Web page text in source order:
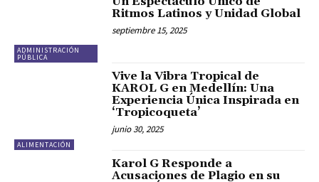
ADMINISTRACIÓN
PÚBLICA
Ritmos Latinos y Unidad Global
septiembre 15, 2025
ALIMENTACIÓN
Vive la Vibra Tropical de
KAROL G en Medellín: Una
Experiencia Única Inspirada en
‘Tropicoqueta’
junio 30, 2025
Karol G Responde a
Acusaciones de Plagio en su